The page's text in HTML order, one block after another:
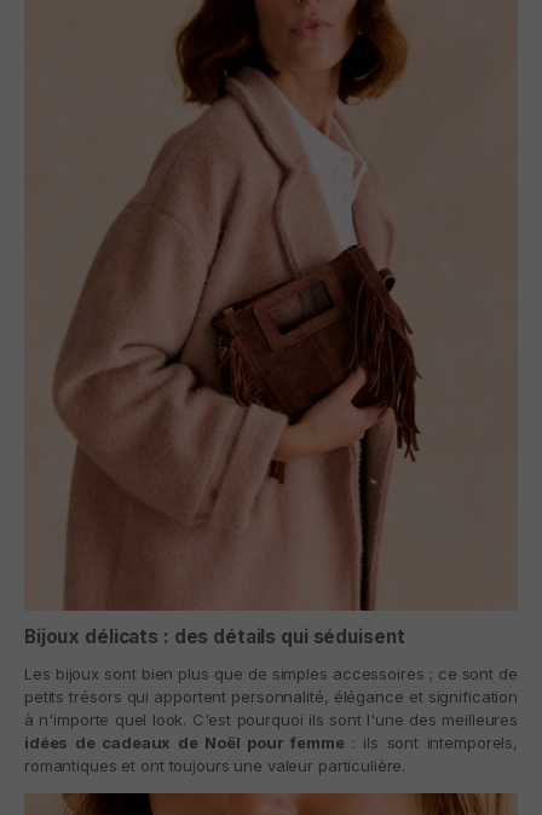
Bijoux délicats : des détails qui séduisent
Les bijoux sont bien plus que de simples accessoires ; ce sont de
petits trésors qui apportent personnalité, élégance et signification
à n'importe quel look. C'est pourquoi ils sont l'une des meilleures
idées de cadeaux de Noël pour femme: ils sont intemporels,
romantiques et ont toujours une valeur particulière.